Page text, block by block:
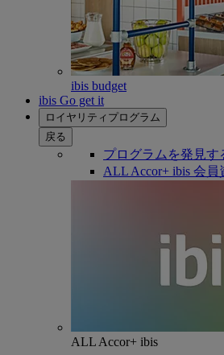
ibis budget
ibis Go get it
ロイヤリティプログラム
戻る
プログラムを発見す
ALL Accor+ ibis 会員
ALL Accor+ ibis